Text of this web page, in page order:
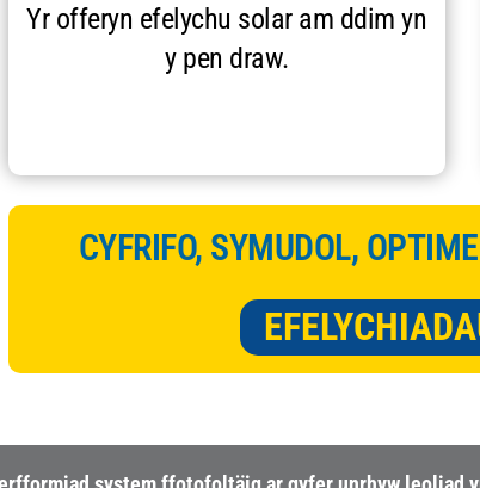
Yr offeryn efelychu solar am ddim yn
y pen draw.
CYFRIFO, SYMUDOL,